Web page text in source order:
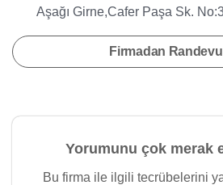
Aşağı Girne,Cafer Paşa Sk.
Firmadan Randevu
Yorumunu çok merak
Bu firma ile ilgili tecrübelerini